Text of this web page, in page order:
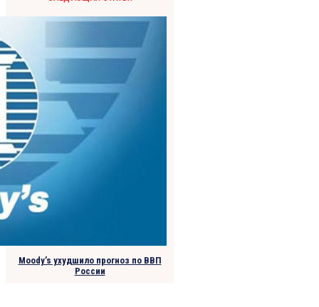
Moody’s ухудшило прогноз по ВВП
России